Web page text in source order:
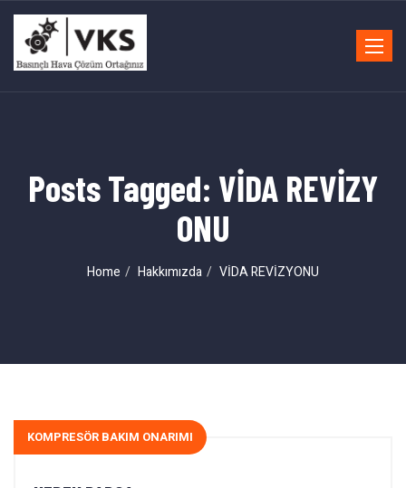
Toggle
Posts Tagged: VİDA REVİZY
ONU
Home Hakkımızda VİDA REVİZYONU
KOMPRESÖR BAKIM ONARIMI